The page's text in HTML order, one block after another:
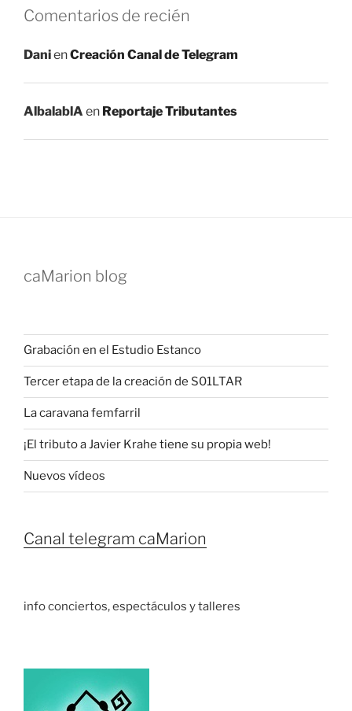
Comentarios de recién
DanienCreación Canal de Telegram
AlbalablA en Reportaje Tributantes
caMarion blog
Grabación en el Estudio Estanco
Tercer etapa de la creación de S01LTAR
La caravana femfarril
¡El tributo a Javier Krahe tiene su propia web!
Nuevos vídeos
Canal telegram caMarion
info conciertos, espectáculos y talleres